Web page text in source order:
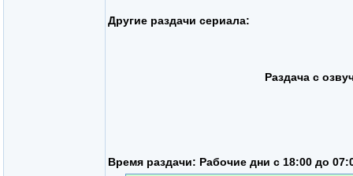
Другие раздачи сериала:
Раздача с
Время раздачи: Рабочие дни с 18:00 до